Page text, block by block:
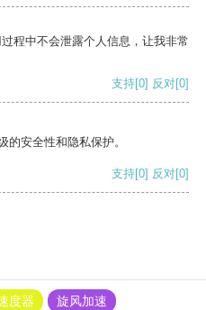
程中不会泄露个人信息，让我非常
支持[0] 反对[0]
安全性和隐私保护。
支持[0] 反对[0]
度器
旋风加速